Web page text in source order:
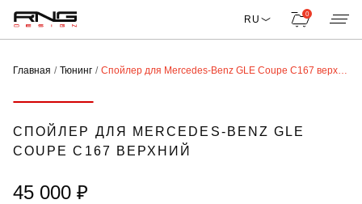
RU 0
Главная Тюнинг Спойлер для Mercedes-Benz GLE Coupe C167 верхний
СПОЙЛЕР ДЛЯ MERCEDES-BENZ GLE
COUPE C167 ВЕРХНИЙ
45 000 ₽